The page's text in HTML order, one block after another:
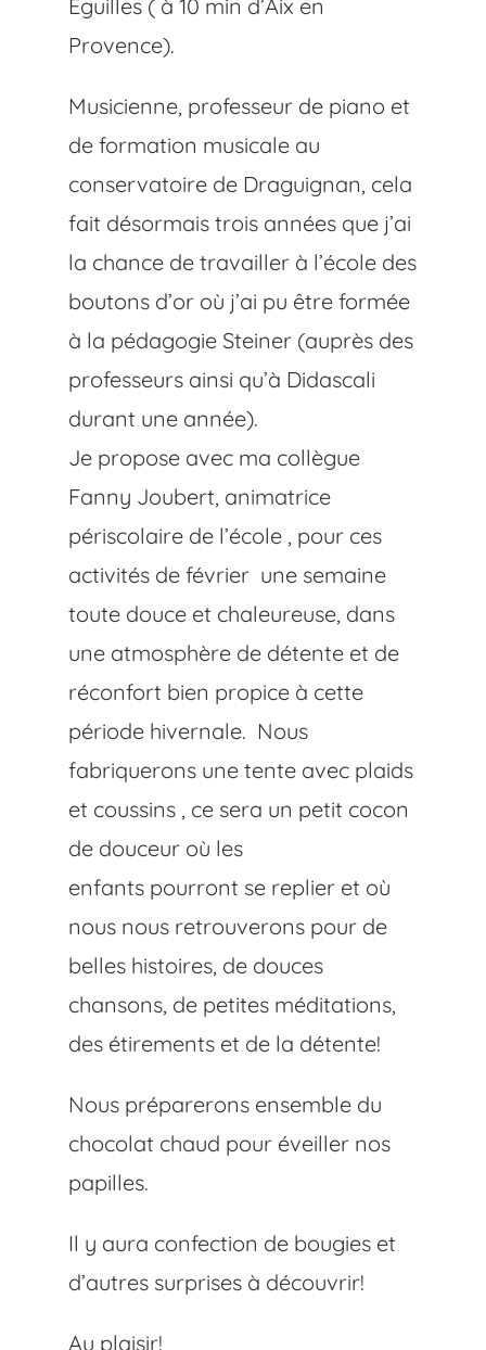
Eguilles ( à 10 min d’Aix en
Provence).
Musicienne, professeur de piano et
de formation musicale au
conservatoire de Draguignan, cela
fait désormais trois années que j’ai
la chance de travailler à l’école des
boutons d’or où j’ai pu être formée
à la pédagogie Steiner (auprès des
professeurs ainsi qu’à Didascali
durant une année).
Je propose avec ma collègue
Fanny Joubert, animatrice
périscolaire de l’école , pour ces
activités de février une semaine
toute douce et chaleureuse, dans
une atmosphère de détente et de
réconfort bien propice à cette
période hivernale. Nous
fabriquerons une tente avec plaids
et coussins , ce sera un petit cocon
de douceur où les
enfants pourront se replier et où
nous nous retrouverons pour de
belles histoires, de douces
chansons, de petites méditations,
des étirements et de la détente!
Nous préparerons ensemble du
chocolat chaud pour éveiller nos
papilles.
Il y aura confection de bougies et
d’autres surprises à découvrir!
Au plaisir!